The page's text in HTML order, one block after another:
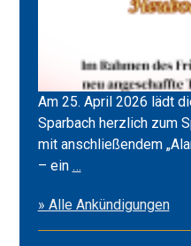
Am 25. April 2026 lädt
Sparbach herzlich zum
mit anschließendem
– ein …Frühlingsfest
&
Alarmstufe
» Alle Ankündigungen